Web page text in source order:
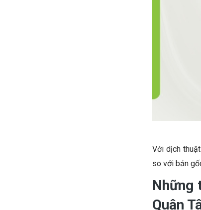
Với dịch
so với bản
Những
Quận